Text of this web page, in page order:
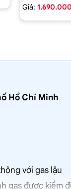
Giá:
Hồ Chí Minh
với gas lậu
gas được kiểm